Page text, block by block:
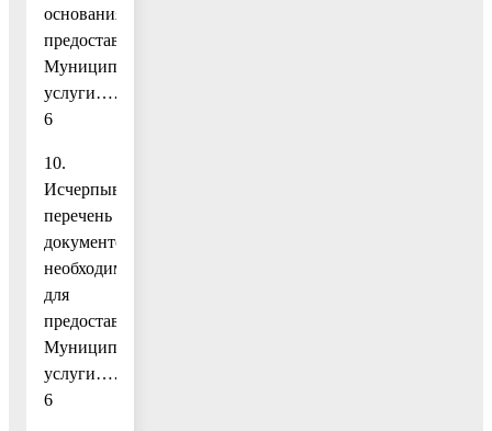
основания
предоставления
Муниципальной
услуги………………………………………
6
10.
Исчерпывающий
перечень
документов,
необходимых
для
предоставления
Муниципальной
6